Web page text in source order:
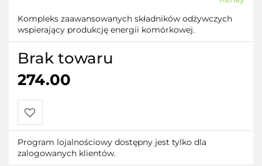
Kompleks zaawansowanych składników odżywczych
wspierający produkcję energii komórkowej.
Brak towaru
274.00
Do
przechowalni
Program lojalnościowy dostępny jest tylko dla
zalogowanych klientów.